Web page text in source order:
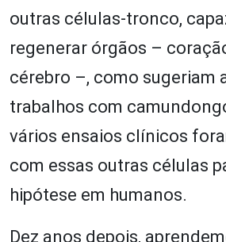
outras células-tronco,
regenerar órgãos –
cérebro –, como sugeriam
trabalhos com
vários ensaios clínicos
com essas outras células
hipótese em humanos.
Dez anos depois,